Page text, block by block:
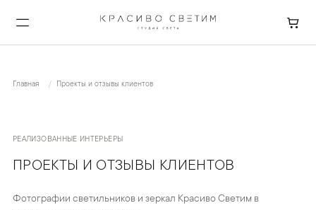
Главная Проекты и отзывы клиентов
РЕАЛИЗОВАННЫЕ ИНТЕРЬЕРЫ
ПРОЕКТЫ И ОТЗЫВЫ КЛИЕНТОВ
Фотографии светильников и зеркал Красиво Светим в